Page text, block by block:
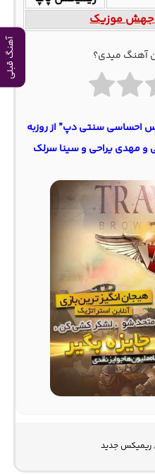
آهنگ قبلی
جهش موزیک
آهنگ میدی؟
احساسی سنتی دپ” از روزبه
و مهدی یراحی و سینا سرلک
جدید